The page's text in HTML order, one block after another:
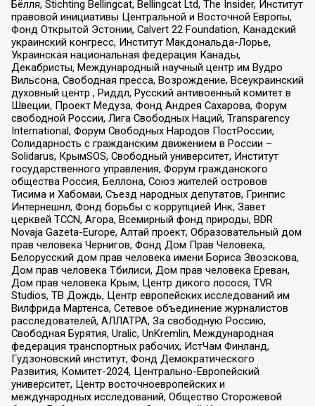
Бёлля, Stichting Bellingcat, Bellingcat Ltd, The Insider, Институт
правовой инициативы Центральной и Восточной Европы,
Фонд Открытой Эстонии, Calvert 22 Foundation, Канадский
украинский конгресс, Институт Макдональда-Лорье,
Украинская национальная федерация Канады,
Декабристы, Международный научный центр им Вудро
Вильсона, Свободная пресса, Возрождение, Всеукраинский
духовный центр , Риддл, Русский антивоенный комитет в
Швеции, Проект Медуза, Фонд Андрея Сахарова, Форум
свободной России, Лига Свободных Наций, Transparеncy
International, Форум Свободных Народов ПостРоссии,
Солидарность с гражданским движением в России –
Solidarus, КрымSOS, Свободный университет, Институт
государственного управления, Форум гражданского
общества Россия, Беллона, Союз жителей островов
Тисима и Хабомаи, Съезд народных депутатов, Гринпис
Интернешнл, Фонд борьбы с коррупцией Инк, Завет
церквей TCCN, Агора, Всемирный фонд природы, BDR
Novaja Gazeta-Europe, Алтай проект, Образовательный дом
прав человека Чернигов, Фонд Дом Прав Человека,
Белорусский дом прав человека имени Бориса Звозскова,
Дом прав человека Тбилиси, Дом прав человека Ереван,
Дом прав человека Крым, Центр дикого лосося, TVR
Studios, ТВ Дождь, Центр европейских исследований им
Вилфрида Мартенса, Сетевое объединение журналистов
расследователей, АЛЛАТРА, За свободную Россию,
Свободная Бурятия, Uralic, UnKremlin, Международная
федерация транспортных рабочих, ИстЧам Финланд,
Гудзоновский институт, Фонд Демократического
Развития, Комитет-2024, Центрально-Европейский
университет, Центр восточноевропейских и
международных исследований, Общество Сторожевой